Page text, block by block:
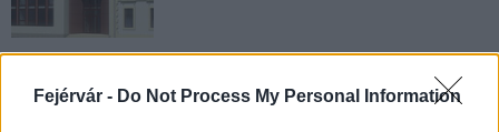
Fejérvár - Do Not Process My Personal Information
Flórián téri felüljárón